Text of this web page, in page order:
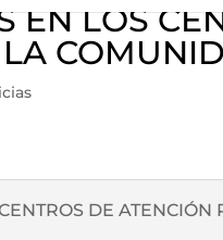
EN LOS
DE